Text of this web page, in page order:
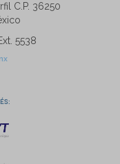
C.P. 36250
5538